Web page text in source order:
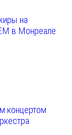
на
в Монреале
концертом